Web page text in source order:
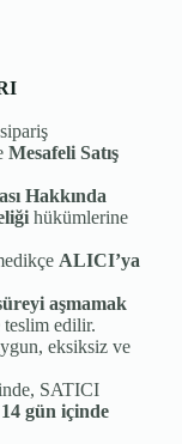
Mesafeli Satış
Hakkında
hükümlerine
ALICI’ya
aşmamak
edilir.
eksiksiz ve
SATICI
14 gün içinde